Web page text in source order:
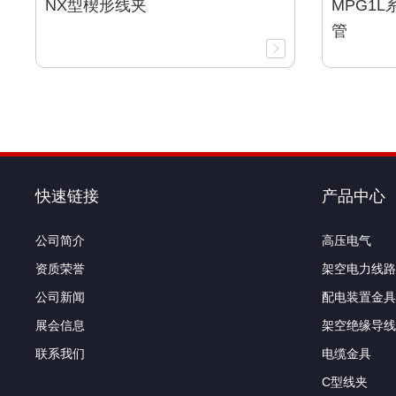
NX型楔形线夹
MPG1L
管
快速链接
公司简介
资质荣誉
公司新闻
展会信息
联系我们
产品中心
高压电气
架空电力线
配电装置金具
架空绝缘导
电缆金具
C型线夹